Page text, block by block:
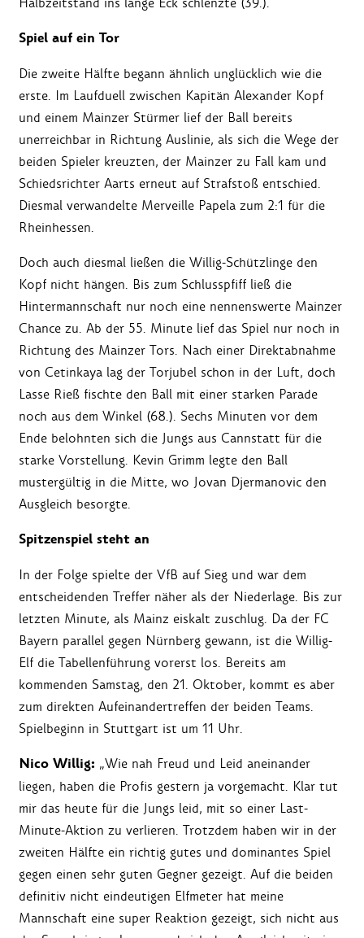
Spiel auf ein Tor
Die zweite Hälfte begann ähnlich unglücklich wie die
erste. Im Laufduell zwischen Kapitän Alexander Kopf
und einem Mainzer Stürmer lief der Ball bereits
unerreichbar in Richtung Auslinie, als sich die Wege der
beiden Spieler kreuzten, der Mainzer zu Fall kam und
Schiedsrichter Aarts erneut auf Strafstoß entschied.
Diesmal verwandelte Merveille Papela zum 2:1 für die
Rheinhessen.
Doch auch diesmal ließen die Willig-Schützlinge den
Kopf nicht hängen. Bis zum Schlusspfiff ließ die
Hintermannschaft nur noch eine nennenswerte Mainzer
Chance zu. Ab der 55. Minute lief das Spiel nur noch in
Richtung des Mainzer Tors. Nach einer Direktabnahme
von Cetinkaya lag der Torjubel schon in der Luft, doch
Lasse Rieß fischte den Ball mit einer starken Parade
noch aus dem Winkel (68.). Sechs Minuten vor dem
Ende belohnten sich die Jungs aus Cannstatt für die
starke Vorstellung. Kevin Grimm legte den Ball
mustergültig in die Mitte, wo Jovan Djermanovic den
Ausgleich besorgte.
Spitzenspiel steht an
In der Folge spielte der VfB auf Sieg und war dem
entscheidenden Treffer näher als der Niederlage. Bis zur
letzten Minute, als Mainz eiskalt zuschlug. Da der FC
Bayern parallel gegen Nürnberg gewann, ist die Willig-
Elf die Tabellenführung vorerst los. Bereits am
kommenden Samstag, den 21. Oktober, kommt es aber
zum direkten Aufeinandertreffen der beiden Teams.
Spielbeginn in Stuttgart ist um 11 Uhr.
Nico Willig: „Wie nah Freud und Leid aneinander
liegen, haben die Profis gestern ja vorgemacht. Klar tut
mir das heute für die Jungs leid, mit so einer Last-
Minute-Aktion zu verlieren. Trotzdem haben wir in der
zweiten Hälfte ein richtig gutes und dominantes Spiel
gegen einen sehr guten Gegner gezeigt. Auf die beiden
definitiv nicht eindeutigen Elfmeter hat meine
Mannschaft eine super Reaktion gezeigt, sich nicht aus